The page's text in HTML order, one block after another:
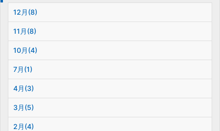
12月(8)
11月(8)
10月(4)
7月(1)
4月(3)
3月(5)
2月(4)